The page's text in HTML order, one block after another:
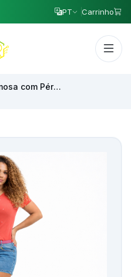
PT Carrinho
T-Shirt Charmosa com Pérolas